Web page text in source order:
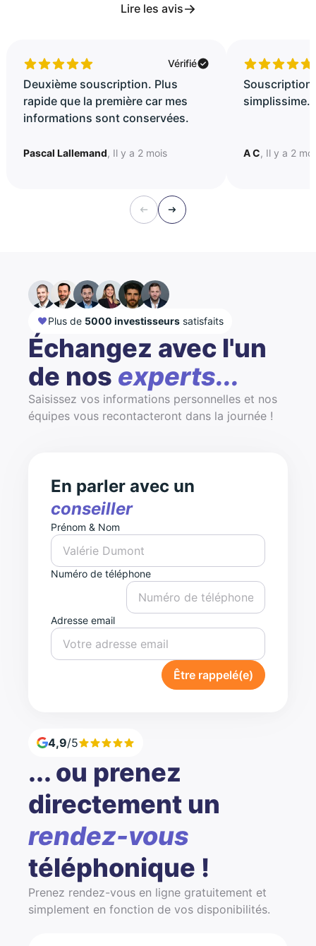
Lire les avis
Vérifié
Deuxième souscription. Plus
rapide que la première car mes
informations sont conservées.
Pascal Lallemand, Il y a 2 mois
Souscription
A C, Il y a 2
Plus de 5000 investisseurs satisfaits
Échangez avec l'un
de nos experts...
Saisissez vos informations personnelles et nos
équipes vous recontacteront dans la journée !
En parler avec un
conseiller
Prénom & Nom
Numéro de téléphone
Adresse email
Être rappelé(e)
4,9/5
... ou prenez
directement un
rendez-vous
téléphonique !
Prenez rendez-vous en ligne gratuitement et
simplement en fonction de vos disponibilités.